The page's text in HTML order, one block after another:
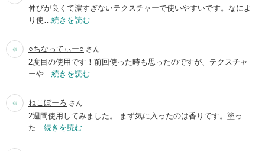
伸びが良くて濃すぎないテクスチャーで使いやすいです。なによ
り使… 続きを読む
○ちなってぃー○ さん
2度目の使用です！前回使った時も思ったのですが、テクスチャ
ーや… 続きを読む
ねこぼーろ さん
2週間使用してみました。 まず気に入ったのは香りです。塗っ
た… 続きを読む